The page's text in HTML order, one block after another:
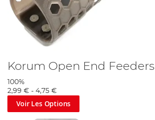
Korum Open End Feeders
100%
2,99 € - 4,75 €
Voir Les Options